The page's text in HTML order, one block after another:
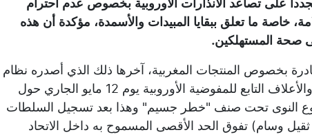
خاصة ما تعلق ببقايا المبيدات والأسمدة، مؤكدة أن هذه
صحة المستهلكين.
بخصوص المنتجات المغربية، آخرها ذلك الذي أصدره نظام
الإنذار السريع الأوروبي الخاص بالأغذية والأعلاف التابع للمفوضية الأوروبية يوم 12 مايو الجاري حول
النوى تحت صنف "خطر جسيم" وهذا بعد تسجيل السلطات
وسام) تفوق الحد الأقصى المسموح به داخل الاتحاد